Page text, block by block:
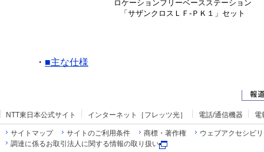
ロケーションフリーベースステーション
「サザンクロスＬＦ‐ＰＫ１」セット
・ ■主な仕様
NTT東日本公式サイト インターネット［フレッツ光］ 電話/通信機器 電
サイトマップ サイトのご利用条件 商標・著作権
ウェブアクセシビ
調達に係るお取引法人に関する情報の取り扱い